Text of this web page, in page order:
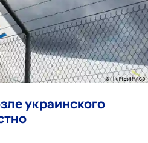
украинского